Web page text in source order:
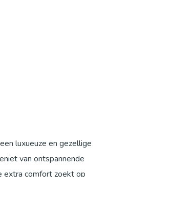
luxueuze en gezellige
van ontspannende
extra comfort zoekt op
een stijlvolle en